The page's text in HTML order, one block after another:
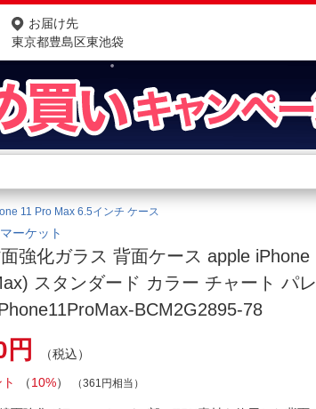
お届け先
東京都豊島区東池袋
をさがす
キングからさがす
ゴリ一覧からさがす
用ガイド
11 Pro Max 6.5インチ ケース
ーケット
強化ガラス 背面ケース apple iPhone
スタンダード カラー チャート パ
BCM2G2895-78
（税込）
（10%） （361円相当）